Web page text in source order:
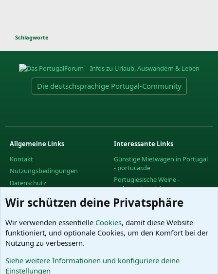
Schlagworte
Die deutschsprachige Portugal-Community
Allgemeine Links
Kontakt
Nutzungsbedingungen
Datenschutz
R
Interessante Links
Günstige Mietwagen in Portugal
- portucar.de
Portugiesische Weine -
vinhoportugal.de
Facebook-Gruppe des
PortugalForums
Facebook-Gruppe "Urlaub in
Portugal"
Das PortugalForum ohne
Wir schützen deine Privatsphäre
Wir verwenden essentielle Cookies, damit diese Website
funktioniert, und optionale Cookies, um den Komfort bei der
Nutzung zu verbessern.
Siehe weitere Informationen und konfiguriere deine
Einstellungen